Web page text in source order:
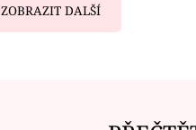
ZOBRAZIT DALŠÍ